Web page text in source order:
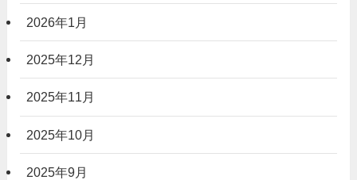
2026年1月
2025年12月
2025年11月
2025年10月
2025年9月